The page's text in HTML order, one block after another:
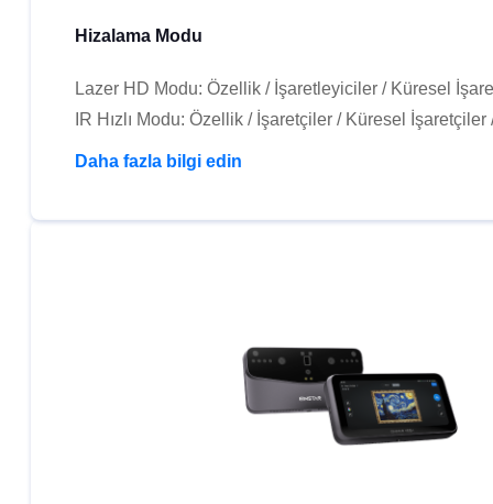
Hizalama Modu
Lazer HD Modu: Özellik / İşaretleyiciler / Küresel
IR Hızlı Modu: Özellik / İşaretçiler / Küresel
Daha fazla bilgi edin